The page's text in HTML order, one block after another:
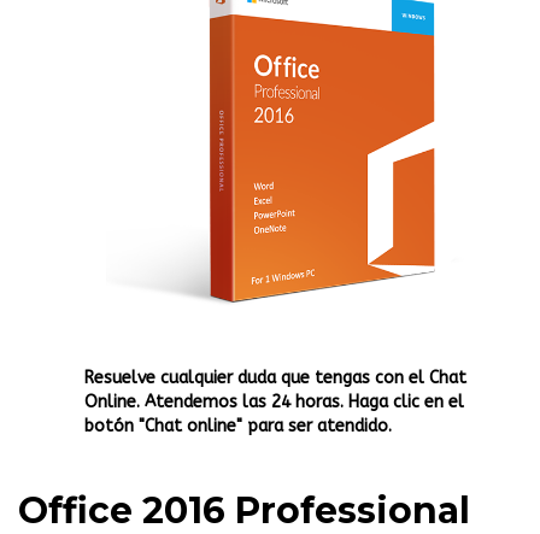
Resuelve cualquier duda que tengas con el Chat
Online. Atendemos las 24 horas. Haga clic en el
botón "Chat online" para ser atendido.
Office 2016 Professional